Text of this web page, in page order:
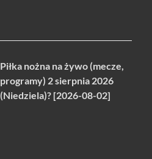
Piłka nożna na żywo (mecze,
programy) 2 sierpnia 2026
(Niedziela)? [2026-08-02]